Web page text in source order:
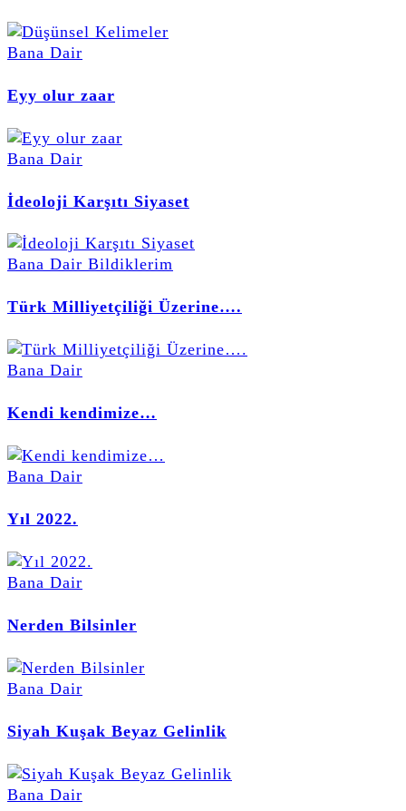
Bana Dair
Eyy olur zaar
Bana Dair
İdeoloji Karşıtı Siyaset
Bana Dair Bildiklerim
Türk Milliyetçiliği Üzerine….
Bana Dair
Kendi kendimize…
Bana Dair
Yıl 2022.
Bana Dair
Nerden Bilsinler
Bana Dair
Siyah Kuşak Beyaz Gelinlik
Bana Dair